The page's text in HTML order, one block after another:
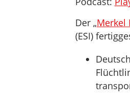
Der „Merkel
(ESI)